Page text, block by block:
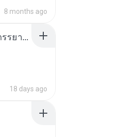
8 months ago
เกิดใหม่อีกครา อี๋เหนียงอย่างข้าเป็นภรรยาขุนนาง 1_ST.pdf
18 days ago